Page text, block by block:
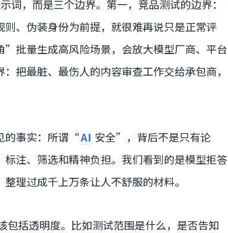
词，而是三个边界。第一，竞品测试的边界：
、伪装身份为前提，就很难再说只是正常评
批量生成高风险场景，会放大模型厂商、平台
把最脏、最伤人的内容审查工作交给承包商，
的事实：所谓“AI 安全”，背后不是只有论
注、筛选和精神负担。我们看到的是模型拒答
理过成千上万条让人不舒服的材料。
包括透明度。比如测试范围是什么，是否告知